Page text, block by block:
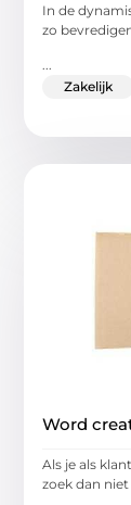
In de
zo
...
Zakelijk
Word
Als je als
zoek dan